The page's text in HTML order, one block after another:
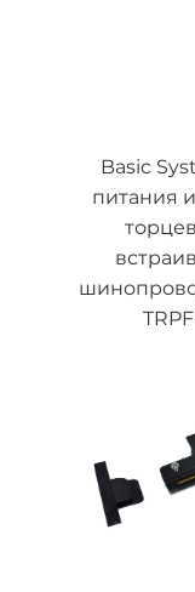
Basic
питания